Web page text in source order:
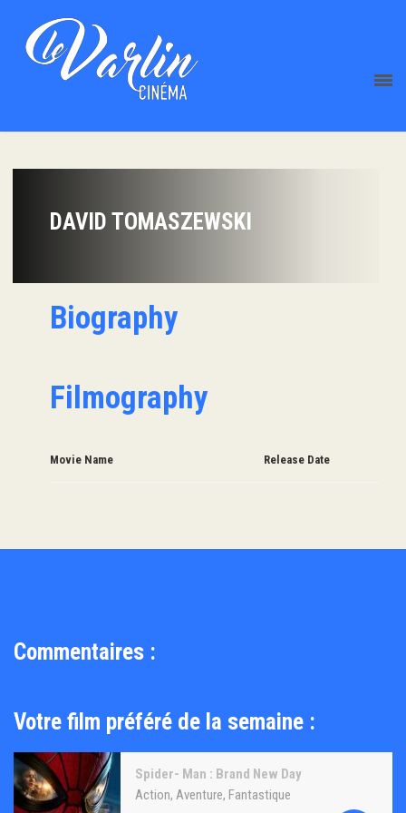
DAVID TOMASZEWSKI
Biography
Filmography
Movie Name Release Date
Commentaires :
Votre film préféré de la semaine :
Spider- Man : Brand New Day
Action, Aventure, Fantastique